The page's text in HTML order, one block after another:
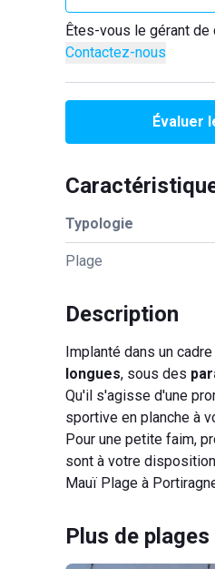
Êtes-vous le gérant de
Contactez-nous
Évaluer
Typologie
Plage
Description
Implanté dans un
longues, sous des
Qu'il s'agisse d'une
sportive en planche à
Pour une petite faim,
sont à votre
Mauï Plage à
Plus de